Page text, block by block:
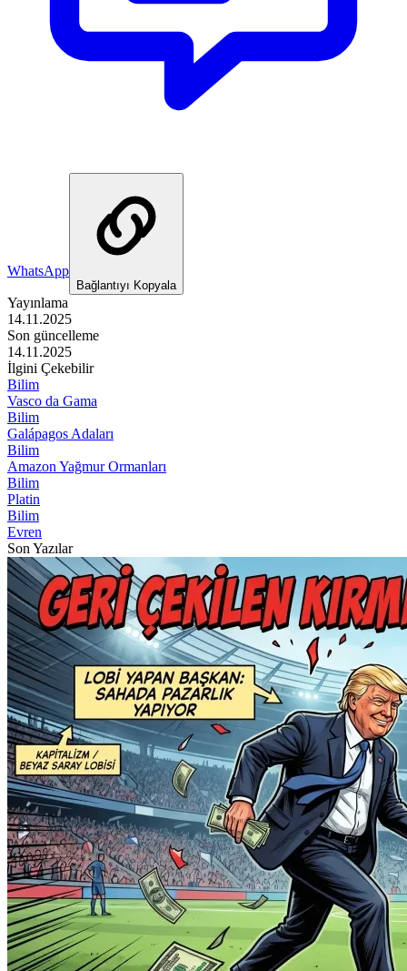
WhatsApp
Bağlantıyı Kopyala
Yayınlama
14.11.2025
Son güncelleme
14.11.2025
İlgini Çekebilir
Bilim
Vasco da Gama
Bilim
Galápagos Adaları
Bilim
Amazon Yağmur Ormanları
Bilim
Platin
Bilim
Evren
Son Yazılar